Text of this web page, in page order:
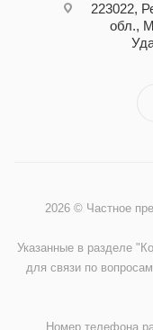
223022,
обл.,
2026 © Частное
Указанные в разделе
для связи по
Номер телефона